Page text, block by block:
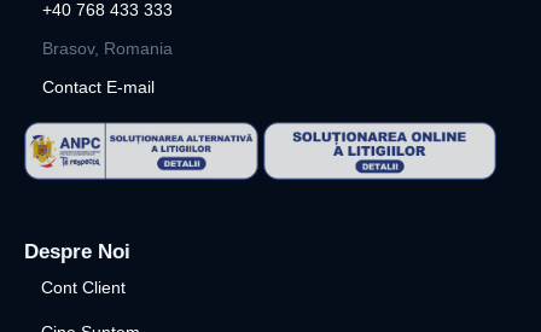
+40 768 433 333
Brasov, Romania
Contact E-mail
Despre Noi
Cont Client